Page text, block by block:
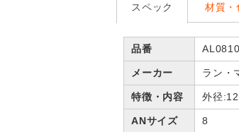
スペック 材質・
品番
メーカー ラン・
特徴・内容 外径
ANサイズ 8